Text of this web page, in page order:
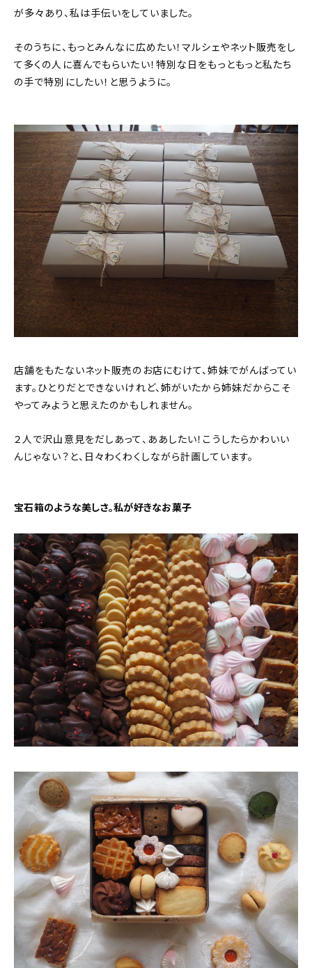
が多々あり、私は手伝いをしていました。
そのうちに、もっとみんなに広めたい！マルシェやネット販売をし
て多くの人に喜んでもらいたい！特別な日をもっともっと私たち
の手で特別にしたい！と思うように。
店舗をもたないネット販売のお店にむけて、姉妹でがんばってい
ます。ひとりだとできないけれど、姉がいたから姉妹だからこそ
やってみようと思えたのかもしれません。
２人で沢山意見をだしあって、ああしたい！こうしたらかわいい
んじゃない？と、日々わくわくしながら計画しています。
宝石箱のような美しさ。私が好きなお菓子